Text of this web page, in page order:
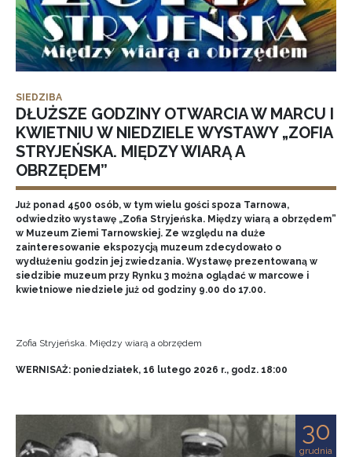
SIEDZIBA
DŁUŻSZE GODZINY OTWARCIA W MARCU I
KWIETNIU W NIEDZIELE WYSTAWY „ZOFIA
STRYJEŃSKA. MIĘDZY WIARĄ A
OBRZĘDEM”
Już ponad 4500 osób, w tym wielu gości spoza Tarnowa,
odwiedziło wystawę „Zofia Stryjeńska. Między wiarą a obrzędem”
w Muzeum Ziemi Tarnowskiej. Ze względu na duże
zainteresowanie ekspozycją muzeum zdecydowało o
wydłużeniu godzin jej zwiedzania. Wystawę prezentowaną w
siedzibie muzeum przy Rynku 3 można oglądać w marcowe i
kwietniowe niedziele już od godziny 9.00 do 17.00.
Zofia Stryjeńska. Między wiarą a obrzędem
WERNISAŻ: poniedziałek, 16 lutego 2026 r., godz. 18:00
30
grudnia